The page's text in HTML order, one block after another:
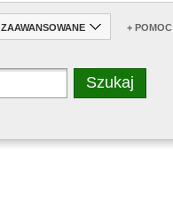
ZAAWANSOWANE + POMOC